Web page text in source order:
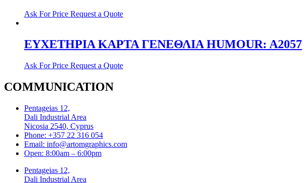
Ask For Price Request a Quote
ΕΥΧΕΤΗΡΙΑ ΚΑΡΤΑ ΓΕΝΕΘΛΙΑ HUMOUR: A2057
Ask For Price Request a Quote
COMMUNICATION
Pentageias 12,
Dali Industrial Area
Nicosia 2540, Cyprus
Phone: +357 22 316 054
Email: info@artomgraphics.com
Open: 8:00am – 6:00pm
Pentageias 12,
Dali Industrial Area